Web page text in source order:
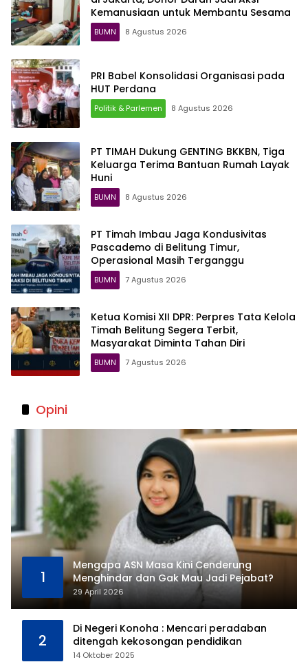
Kemanusiaan untuk Membantu Sesama
BUMN 8 Agustus 2026
PRI Babel Konsolidasi Organisasi pada
HUT Perdana
Politik & Parlemen 8 Agustus 2026
PT TIMAH Dukung GENTING BKKBN, Tiga
Keluarga Terima Bantuan Rumah Layak
Huni
BUMN 8 Agustus 2026
PT Timah Imbau Jaga Kondusivitas
Pascademo di Belitung Timur,
Operasional Masih Terganggu
BUMN 7 Agustus 2026
Ketua Komisi XII DPR: Perpres Tata Kelola
Timah Belitung Segera Terbit,
Masyarakat Diminta Tahan Diri
BUMN 7 Agustus 2026
Opini
1
Mengapa ASN Masa Kini Cenderung
Menghindar dan Gak Mau Jadi Pejabat?
29 April 2026
2
Di Negeri Konoha : Mencari peradaban
ditengah kekosongan pendidikan
14 Oktober 2025